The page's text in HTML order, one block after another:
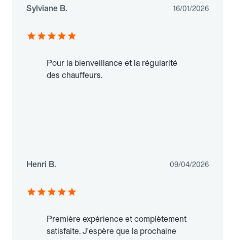
Sylviane B. 16/01/2026
Pour la bienveillance et la régularité
des chauffeurs.
Henri B. 09/04/2026
Première expérience et complètement
satisfaite. J'espère que la prochaine